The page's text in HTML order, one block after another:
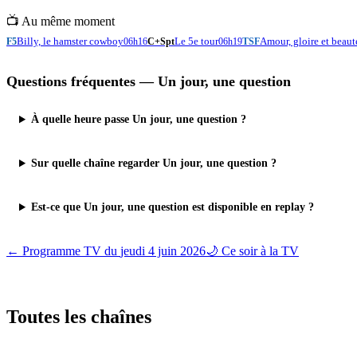
📺 Au même moment
F5Billy, le hamster cowboy06h16C+SptLe 5e tour06h19TSFAmour, gloire et
Questions fréquentes — Un jour, une question
À quelle heure passe Un jour, une question ?
Sur quelle chaîne regarder Un jour, une question ?
Est-ce que Un jour, une question est disponible en replay ?
← Programme TV du jeudi 4 juin 2026🌙 Ce soir à la TV
Toutes les chaînes